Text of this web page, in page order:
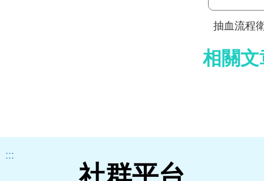
抽血流程
相關文
:::